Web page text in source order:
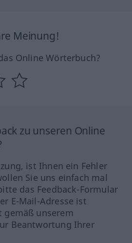
Meinung!
Online Wörterbuch?
zu unseren Online
ist Ihnen ein Fehler
Sie uns einfach mal
das Feedback-Formular
E-Mail-Adresse ist
unserem
Beantwortung Ihrer